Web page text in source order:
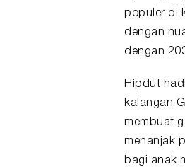
populer di
dengan
dengan
Hipdut
kalangan
membuat
menanjak
bagi anak